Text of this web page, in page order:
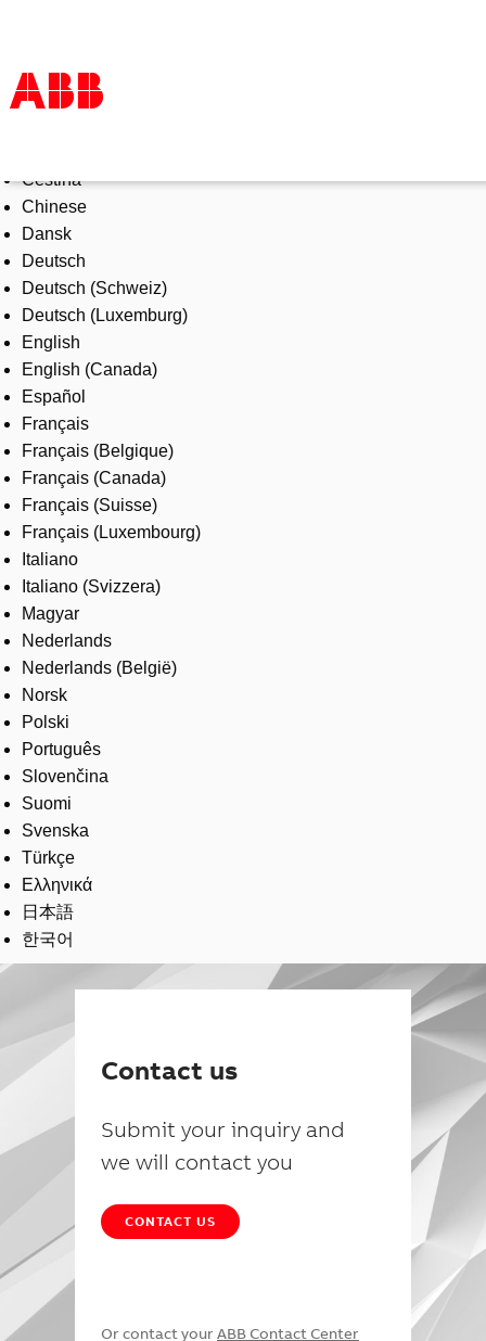
Products & Solutions
Industries
Services
About us
Where to buy
Contact us
Careers
Čeština
Chinese
Dansk
Deutsch
Deutsch (Schweiz)
Deutsch (Luxemburg)
English
English (Canada)
Español
Français
Français (Belgique)
Français (Canada)
Français (Suisse)
Français (Luxembourg)
Italiano
Italiano (Svizzera)
Magyar
Nederlands
Nederlands (België)
Norsk
Polski
Português
Slovenčina
Suomi
Svenska
Türkçe
Ελληνικά
日本語
한국어
Contact us
Submit your inquiry and
we will contact you
CONTACT US
Or contact your ABB Contact Center